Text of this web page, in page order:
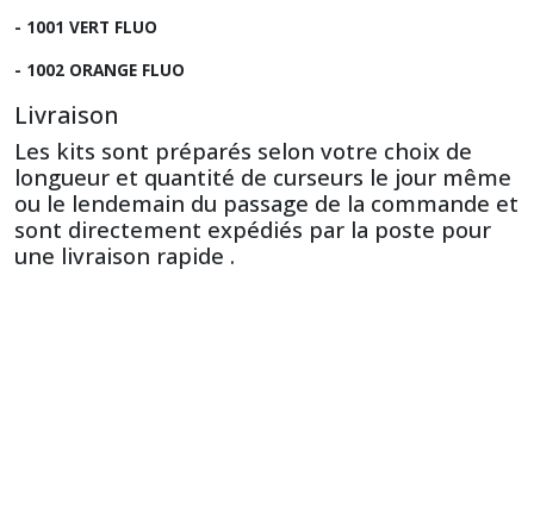
- 1001 VERT FLUO
- 1002 ORANGE FLUO
Livraison
Les kits sont préparés selon votre choix de
longueur et quantité de curseurs le jour même
ou le lendemain du passage de la commande et
sont directement expédiés par la poste pour
une livraison rapide .